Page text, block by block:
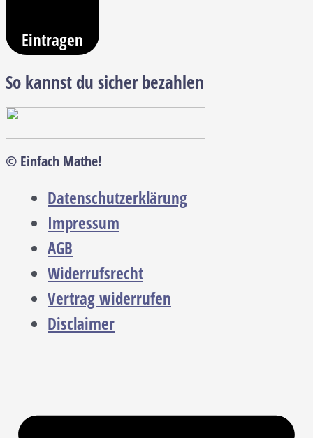
Eintragen
So kannst du sicher bezahlen
© Einfach Mathe!
Datenschutzerklärung
Impressum
AGB
Widerrufsrecht
Vertrag widerrufen
Disclaimer